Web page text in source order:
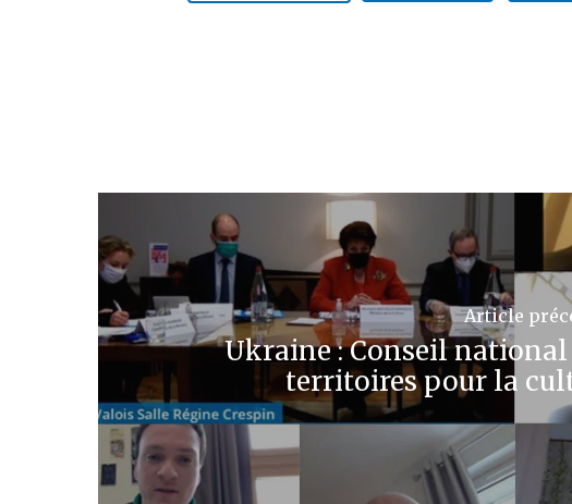
Article
Ukraine : Conseil national
territoires pour la